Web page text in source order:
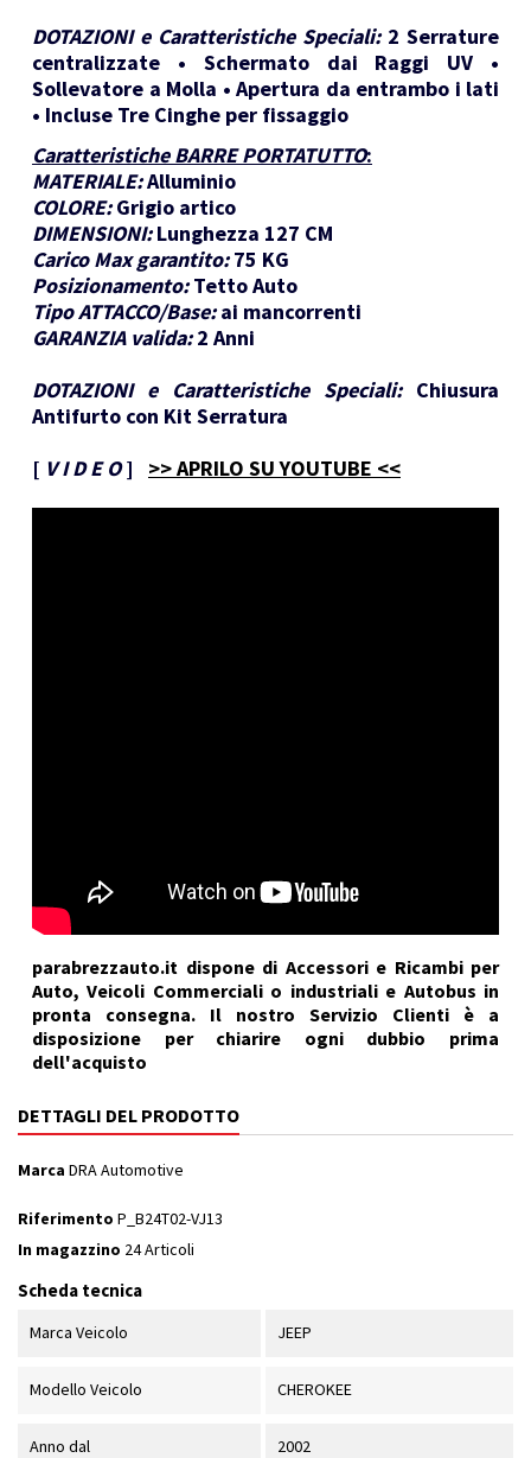
DOTAZIONI e Caratteristiche Speciali: 2 Serrature
centralizzate • Schermato dai Raggi UV •
Sollevatore a Molla • Apertura da entrambo i lati
• Incluse Tre Cinghe per fissaggio
Caratteristiche BARRE PORTATUTTO:
MATERIALE:Alluminio
COLORE: Grigio artico
DIMENSIONI: Lunghezza 127 CM
Carico Max garantito: 75 KG
Posizionamento: Tetto Auto
Tipo ATTACCO/Base: ai mancorrenti
GARANZIA valida: 2 Anni
DOTAZIONI e Caratteristiche Speciali: Chiusura
Antifurto con Kit Serratura
[ V I D E O] >> APRILO SU YOUTUBE <<
parabrezzauto.it dispone di Accessori e Ricambi per
Auto, Veicoli Commerciali o industriali e Autobus in
pronta consegna. Il nostro Servizio Clienti è a
disposizione per chiarire ogni dubbio prima
dell'acquisto
DETTAGLI DEL PRODOTTO
Marca DRA Automotive
Riferimento P_B24T02-VJ13
In magazzino 24 Articoli
Scheda tecnica
Marca Veicolo JEEP
Modello Veicolo CHEROKEE
Anno dal 2002